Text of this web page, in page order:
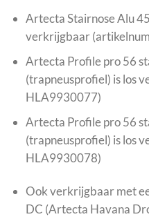
Artecta Stairnose Alu
verkrijgbaar
Artecta Profile pro 56
(trapneusprofiel) is los
HLA9930077)
Artecta Profile pro 56
(trapneusprofiel) is los
HLA9930078)
Ook verkrijgbaar met
DC (Artecta Havana